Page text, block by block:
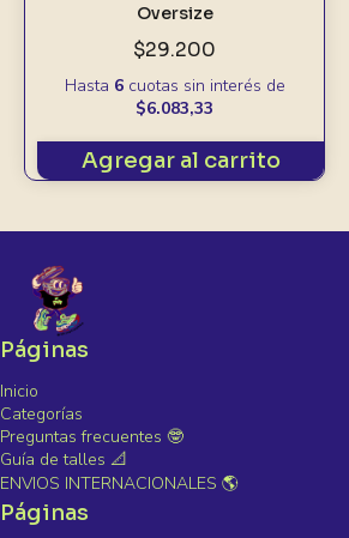
Oversize
$29.200
Hasta 6cuotas sin interés de
$6.083,33
Agregar al carrito
Páginas
Inicio
Categorías
Preguntas frecuentes 🤓
Guía de talles 📐
ENVIOS INTERNACIONALES 🌎
Páginas